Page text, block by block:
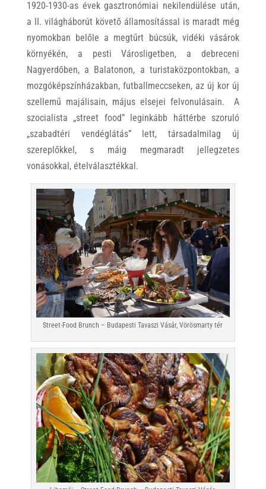
1920-1930-as évek gasztronómiai nekilendülése után,
a II. világháborút követő államosítással is maradt még
nyomokban belőle a megtűrt búcsúk, vidéki vásárok
környékén, a pesti Városligetben, a debreceni
Nagyerdőben, a Balatonon, a turistaközpontokban, a
mozgóképszínházakban, futballmeccseken, az új kor új
szellemű majálisain, május elsejei felvonulásain. A
szocialista „street food” leginkább háttérbe szoruló
„szabadtéri vendéglátás” lett, társadalmilag új
szereplőkkel, s máig megmaradt jellegzetes
vonásokkal, ételválasztékkal.
Street-Food Brunch – Budapesti Tavaszi Vásár, Vörösmarty tér